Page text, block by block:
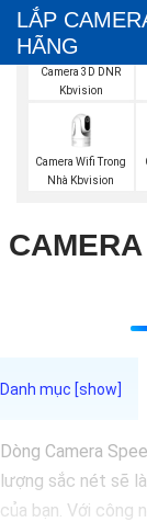
LẮP
HÃNG
Camera 3D DNR
Kbvision
Camera Wifi Trong
Nhà Kbvision
Dòng Camera
lượng sắc nét sẽ
của bạn. Với công